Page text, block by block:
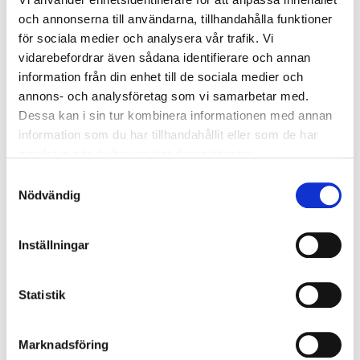
och annonserna till användarna, tillhandahålla funktioner
för sociala medier och analysera vår trafik. Vi
vidarebefordrar även sådana identifierare och annan
information från din enhet till de sociala medier och
annons- och analysföretag som vi samarbetar med.
Dessa kan i sin tur kombinera informationen med annan
information som du har tillhandahållit eller som de har
Nödvändig
Inställningar
Statistik
Marknadsföring
5. Maskiner och teknisk
utrustning: Säker hantering
Arbete med maskiner och teknisk utrustning medför
betydande risker som kräver systematisk och noggrann
hantering. Maskiner på arbetsplatser representerar
Maskinsäkerhet
handlar om att förebygga olyckor och
skyddsutrustning. Felaktig användning av teknisk
utrustning kan leda till allvarliga arbetsskador med
Klämnings och skärskador